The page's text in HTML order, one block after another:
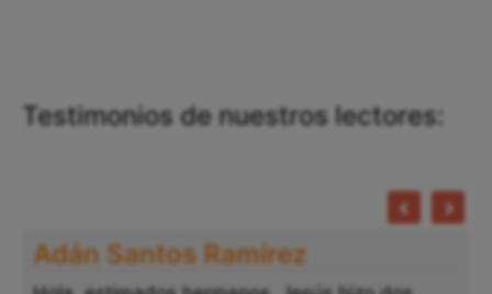
Testimonios de nuestros lectores:
Adán Santos Ramírez